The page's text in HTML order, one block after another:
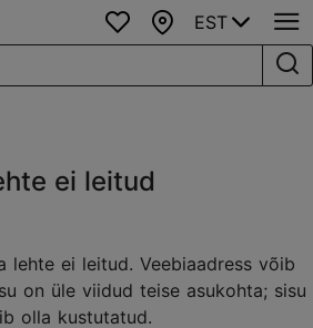
Lemmikud
Kaart
EST
ei leitud
lehte ei leitud. Veebiaadress võib
on üle viidud teise asukohta; sisu
olla kustutatud.